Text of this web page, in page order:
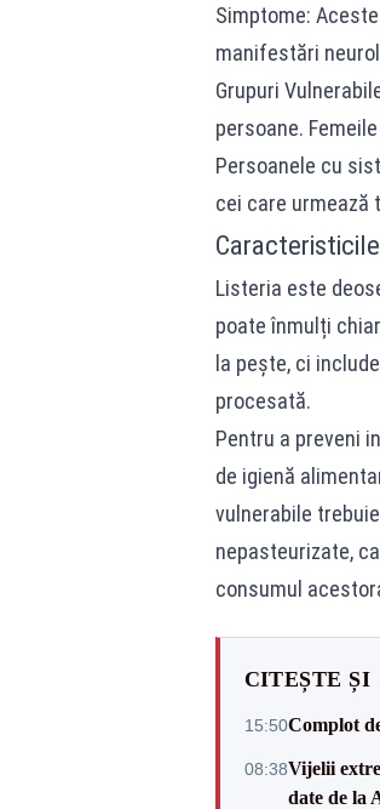
Simptome:
manifestări
Grupuri
persoane.
Persoanele cu
cei care urmează
Listeria este
poate înmulți
la pește, ci
procesată.
Pentru a preveni
de igienă
vulnerabile
nepasteurizate,
consumul
CITEȘTE ȘI
15:50Complot
08:38Vijelii
date de la